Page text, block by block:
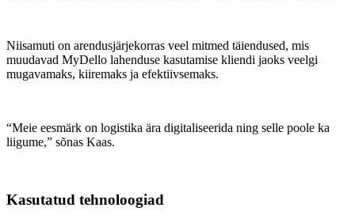
Niisamuti on arendusjärjekorras veel mitmed täiendused, mis
muudavad MyDello lahenduse kasutamise kliendi jaoks veelgi
mugavamaks, kiiremaks ja efektiivsemaks.
“Meie eesmärk on logistika ära digitaliseerida ning selle poole ka
liigume,” sõnas Kaas.
Kasutatud tehnoloogiad